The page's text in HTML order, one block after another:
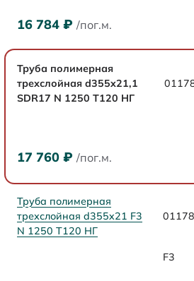
16 784 ₽ /пог.м.
Труба полимерная
трехслойная d355x21,1
SDR17 N 1250 Т120 НГ
17 760 ₽ /пог.м.
Труба полимерная
трехслойная d355x21 F3
N 1250 Т120 НГ
F3